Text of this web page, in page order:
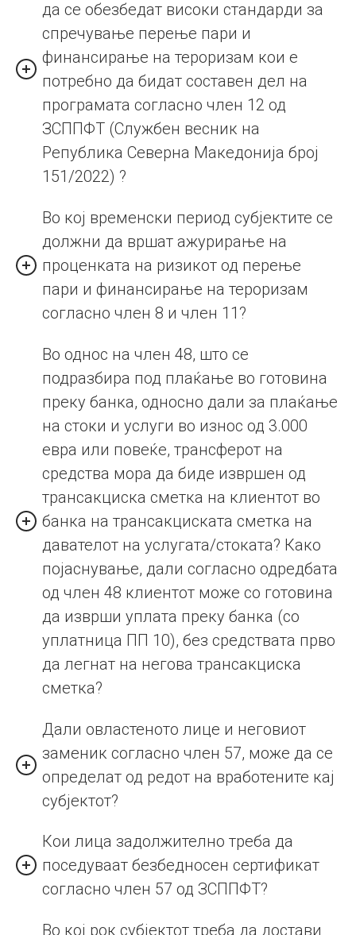
да се обезбедат високи стандарди за
спречување перење пари и
финансирање на тероризам кои е
потребно да бидат составен дел на
програмата согласно член 12 од
ЗСППФТ (Службен весник на
Република Северна Македонија број
151/2022) ?
Во кој временски период субјектите се
должни да вршат ажурирање на
проценката на ризикот од перење
пари и финансирање на тероризам
согласно член 8 и член 11?
Во однос на член 48, што се
подразбира под плаќање во готовина
преку банка, односно дали за плаќање
на стоки и услуги во износ од 3.000
евра или повеќе, трансферот на
средства мора да биде извршен од
трансакциска сметка на клиентот во
банка на трансакциската сметка на
давателот на услугата/стоката? Како
појаснување, дали согласно одредбата
од член 48 клиентот може со готовина
да изврши уплата преку банка (со
уплатница ПП 10), без средствата прво
да легнат на негова трансакциска
сметка?
Дали овластеното лице и неговиот
заменик согласно член 57, може да се
определат од редот на вработените кај
субјектот?
Кои лица задолжително треба да
поседуваат безбедносен сертификат
согласно член 57 од ЗСППФТ?
Во кој рок субјектот треба да достави